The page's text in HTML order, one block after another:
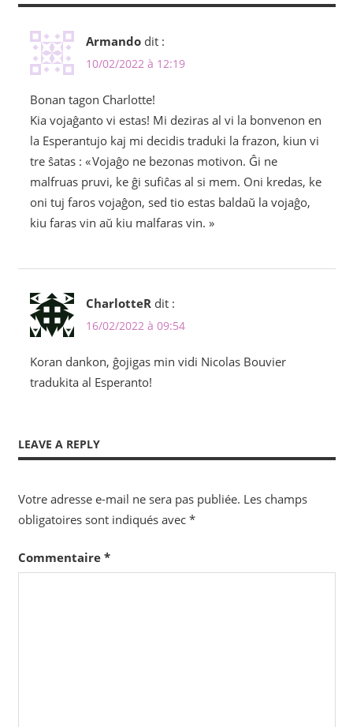
Armando dit :
10/02/2022 à 12:19
Bonan tagon Charlotte!
Kia vojaĝanto vi estas! Mi deziras al vi la bonvenon en
la Esperantujo kaj mi decidis traduki la frazon, kiun vi
tre ŝatas : « Vojaĝo ne bezonas motivon. Ĝi ne
malfruas pruvi, ke ĝi sufiĉas al si mem. Oni kredas, ke
oni tuj faros vojaĝon, sed tio estas baldaŭ la vojaĝo,
kiu faras vin aŭ kiu malfaras vin. »
CharlotteR dit :
16/02/2022 à 09:54
Koran dankon, ĝojigas min vidi Nicolas Bouvier
tradukita al Esperanto!
LEAVE A REPLY
Votre adresse e-mail ne sera pas publiée. Les champs
obligatoires sont indiqués avec *
Commentaire *